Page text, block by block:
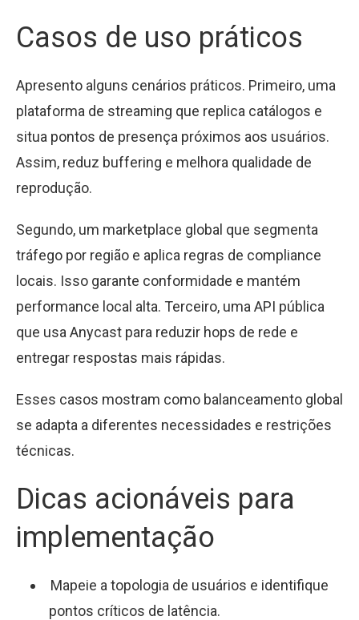
Casos de uso práticos
Apresento alguns cenários práticos. Primeiro, uma
plataforma de streaming que replica catálogos e
situa pontos de presença próximos aos usuários.
Assim, reduz buffering e melhora qualidade de
reprodução.
Segundo, um marketplace global que segmenta
tráfego por região e aplica regras de compliance
locais. Isso garante conformidade e mantém
performance local alta. Terceiro, uma API pública
que usa Anycast para reduzir hops de rede e
entregar respostas mais rápidas.
Esses casos mostram como balanceamento global
se adapta a diferentes necessidades e restrições
técnicas.
Dicas acionáveis para
implementação
Mapeie a topologia de usuários e identifique
pontos críticos de latência.